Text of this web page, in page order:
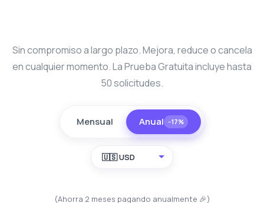
Sin compromiso a largo plazo. Mejora, reduce o cancela
en cualquier momento. La Prueba Gratuita incluye hasta
50 solicitudes.
Mensual Anual −17%
🇺🇸 USD
(Ahorra 2 meses pagando anualmente 🎉)